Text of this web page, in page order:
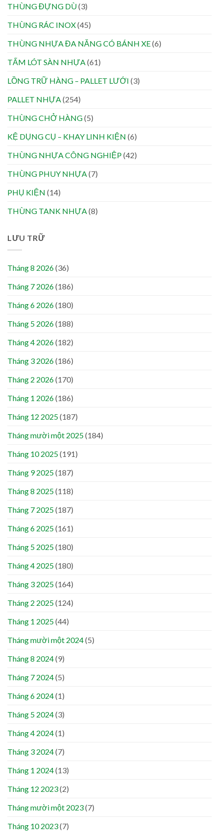
THÙNG ĐỰNG DÙ(3)
THÙNG RÁC INOX(45)
THÙNG NHỰA ĐA NĂNG CÓ BÁNH XE(6)
TẤM LÓT SÀN NHỰA(61)
LỒNG TRỮ HÀNG – PALLET LƯỚI (3)
PALLET NHỰA(254)
THÙNG CHỞ HÀNG(5)
KỆ DỤNG CỤ – KHAY LINH KIỆN (6)
THÙNG NHỰA CÔNG NGHIỆP(42)
THÙNG PHUY NHỰA(7)
PHỤ KIỆN (14)
THÙNG TANK NHỰA(8)
LƯU TRỮ
Tháng 8 2026(36)
Tháng 7 2026(186)
Tháng 6 2026(180)
Tháng 5 2026(188)
Tháng 4 2026(182)
Tháng 3 2026(186)
Tháng 2 2026(170)
Tháng 1 2026(186)
Tháng 12 2025(187)
Tháng mười một 2025(184)
Tháng 10 2025(191)
Tháng 9 2025(187)
Tháng 8 2025(118)
Tháng 7 2025(187)
Tháng 6 2025(161)
Tháng 5 2025(180)
Tháng 4 2025(180)
Tháng 3 2025(164)
Tháng 2 2025(124)
Tháng 1 2025(44)
Tháng mười một 2024(5)
Tháng 8 2024(9)
Tháng 7 2024(5)
Tháng 6 2024(1)
Tháng 5 2024(3)
Tháng 4 2024(1)
Tháng 3 2024(7)
Tháng 1 2024(13)
Tháng 12 2023(2)
Tháng mười một 2023(7)
Tháng 10 2023(7)